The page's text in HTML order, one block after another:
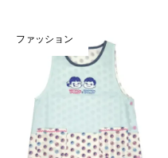
ファッション